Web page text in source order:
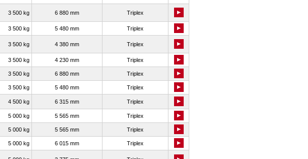
3 500 kg 6 880 mm Triplex
3 500 kg 5 480 mm Triplex
3 500 kg 4 380 mm Triplex
3 500 kg 4 230 mm Triplex
3 500 kg 6 880 mm Triplex
3 500 kg 5 480 mm Triplex
4 500 kg 6 315 mm Triplex
5 000 kg 5 565 mm Triplex
5 000 kg 5 565 mm Triplex
5 000 kg 6 015 mm Triplex